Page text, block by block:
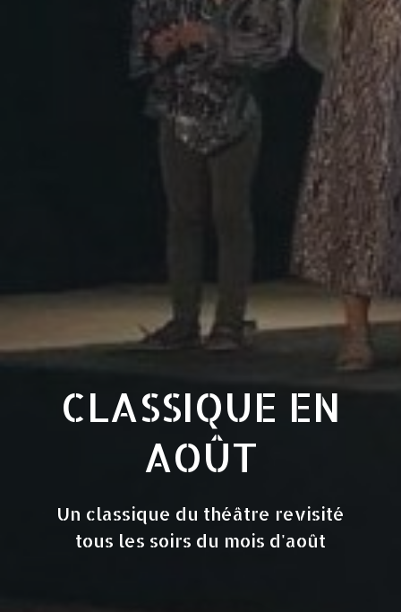
CLASSIQUE EN
AOÛT
Un classique du théâtre revisité
tous les soirs du mois d'août